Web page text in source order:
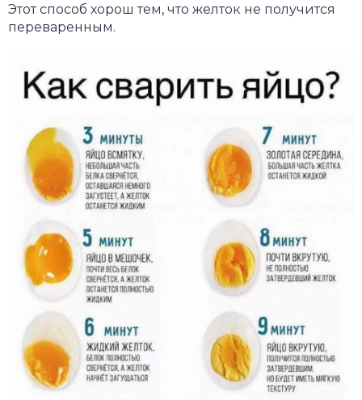
Этот способ хорош тем, что желток не получится
переваренным.